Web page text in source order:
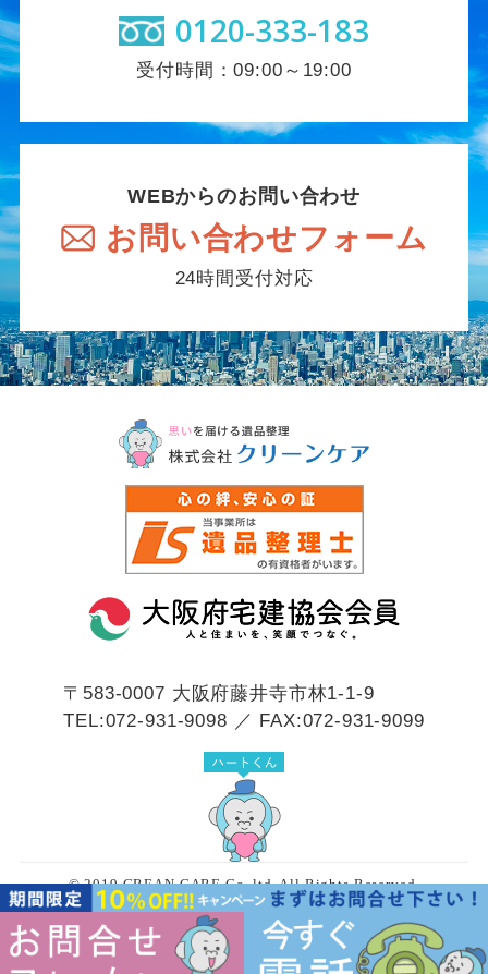
0120-333-183
受付時間：09:00～19:00
WEBからのお問い合わせ
お問い合わせフォーム
24時間受付対応
〒583-0007 大阪府藤井寺市林1-1-9
TEL:072-931-9098 ／ FAX:072-931-9099
© 2019 CREAN CARE Co.,ltd. All Rights Reserved.